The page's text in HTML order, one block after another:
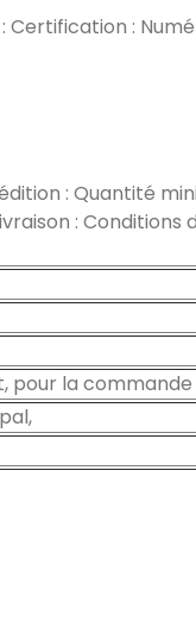
Certification :
: Quantité
: Conditions
la commande